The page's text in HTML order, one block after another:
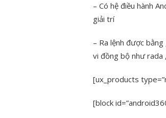
– Có hệ điều hành
giải trí
– Ra lệnh được
vi đồng bộ như rada
[ux_products
[block